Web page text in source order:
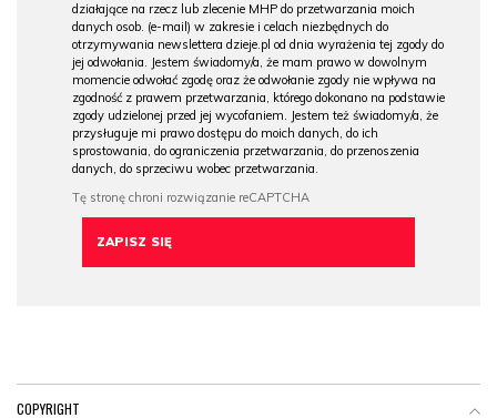
działające na rzecz lub zlecenie MHP do przetwarzania moich
danych osob. (e-mail) w zakresie i celach niezbędnych do
otrzymywania newslettera dzieje.pl od dnia wyrażenia tej zgody do
jej odwołania. Jestem świadomy/a, że mam prawo w dowolnym
momencie odwołać zgodę oraz że odwołanie zgody nie wpływa na
zgodność z prawem przetwarzania, którego dokonano na podstawie
zgody udzielonej przed jej wycofaniem. Jestem też świadomy/a, że
przysługuje mi prawo dostępu do moich danych, do ich
sprostowania, do ograniczenia przetwarzania, do przenoszenia
danych, do sprzeciwu wobec przetwarzania.
COPYRIGHT